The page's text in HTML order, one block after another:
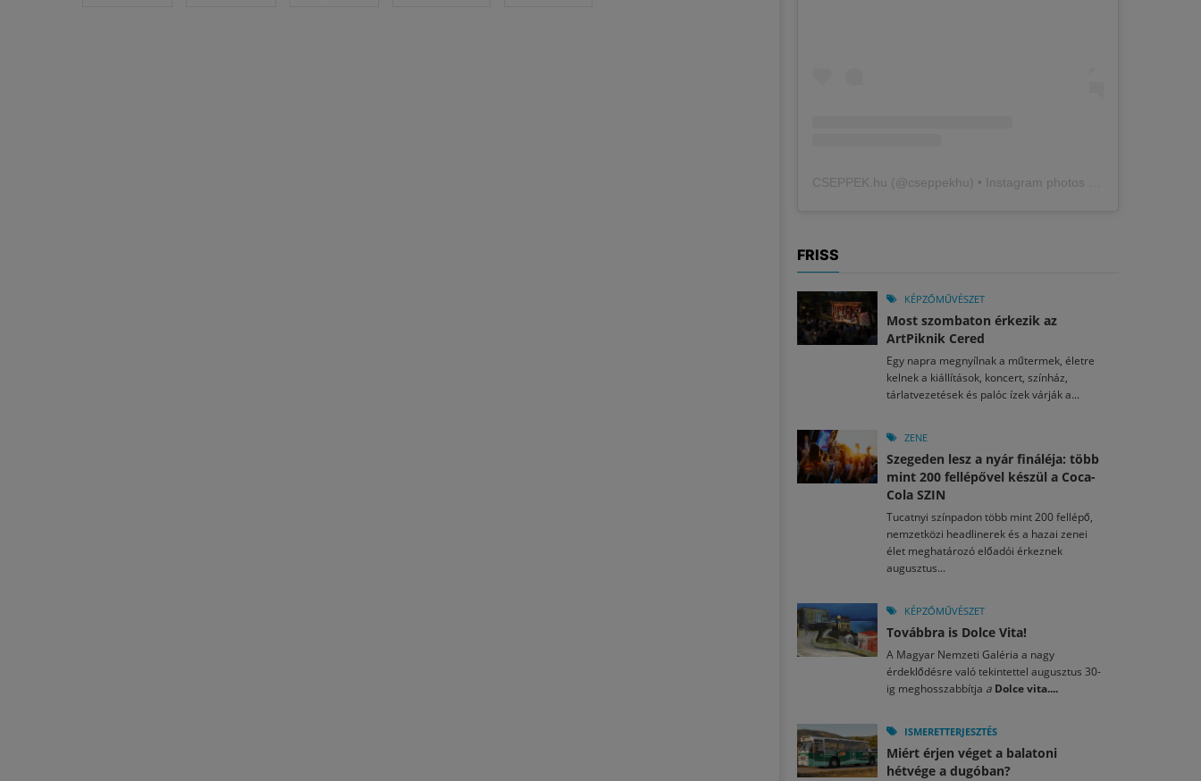
CSEPPEK.hu (@cseppekhu ) • Instagram photos and videos
FRISS
KÉPZŐMŰVÉSZET
Most szombaton érkezik az
ArtPiknik Cered
Egy napra megnyílnak a műtermek, életre
kelnek a kiállítások, koncert, színház,
tárlatvezetések és palóc ízek várják a...
ZENE
Szegeden lesz a nyár fináléja: több
mint 200 fellépővel készül a Coca-
Cola SZIN
Tucatnyi színpadon több mint 200 fellépő,
nemzetközi headlinerek és a hazai zenei
élet meghatározó előadói érkeznek
augusztus...
KÉPZŐMŰVÉSZET
Továbbra is Dolce Vita!
A Magyar Nemzeti Galéria a nagy
érdeklődésre való tekintettel augusztus 30-
ig meghosszabbítja a Dolce vita....
ISMERETTERJESZTÉS
Miért érjen véget a balatoni
hétvége a dugóban?